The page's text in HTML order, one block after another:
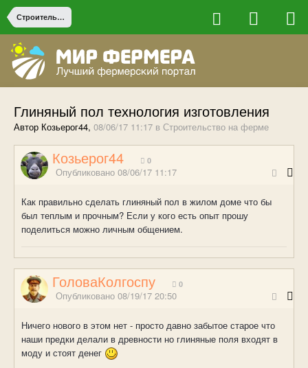
Строительство на ферме
Глиняный пол технология изготовления
Автор Козьерог44, 08/06/17 11:17 в Строительство на ферме
Козьерог44 0
Опубликовано 08/06/17 11:17
Как правильно сделать глиняный пол в жилом доме что бы
был теплым и прочным? Если у кого есть опыт прошу
поделиться можно личным общением.
ГоловаКолгоспу 0
Опубликовано 08/19/17 20:50
Ничего нового в этом нет - просто давно забытое старое что
наши предки делали в древности но глиняные поля входят в
моду и стоят денег